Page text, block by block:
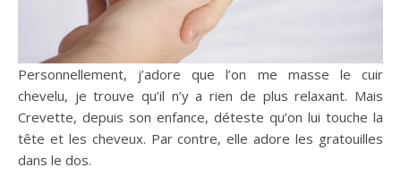
Personnellement, j’adore que l’on me masse le cuir
chevelu, je trouve qu’il n’y a rien de plus relaxant. Mais
Crevette, depuis son enfance, déteste qu’on lui touche la
tête et les cheveux. Par contre, elle adore les gratouilles
dans le dos.